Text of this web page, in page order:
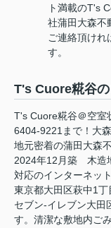
ト満載のT's
社蒲田大森不
ご連絡頂けれ
す。
T's Cuore糀谷
T's Cuore糀谷＠空室
6404-9221まで！大
地元密着の蒲田大森
2024年12月築 木造
対応のインターネッ
東京都大田区萩中1
セブン-イレブン大田
す。清潔な敷地内ご